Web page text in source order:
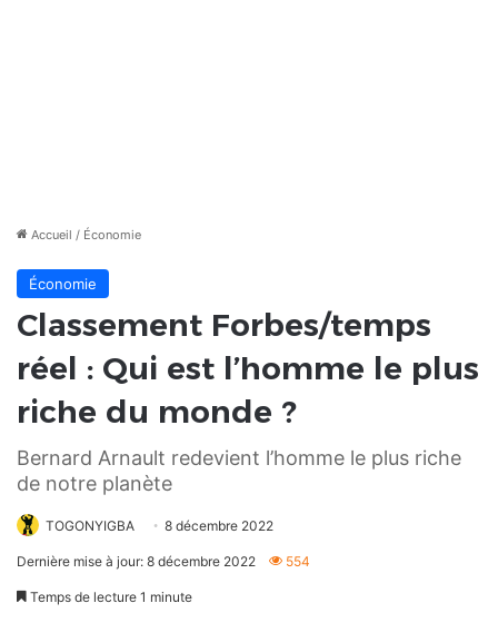
Accueil / Économie
Économie
Classement Forbes/temps
réel : Qui est l’homme le plus
riche du monde ?
Bernard Arnault redevient l’homme le plus riche
de notre planète
TOGONYIGBA 8 décembre 2022
Dernière mise à jour: 8 décembre 2022 554
Temps de lecture 1 minute